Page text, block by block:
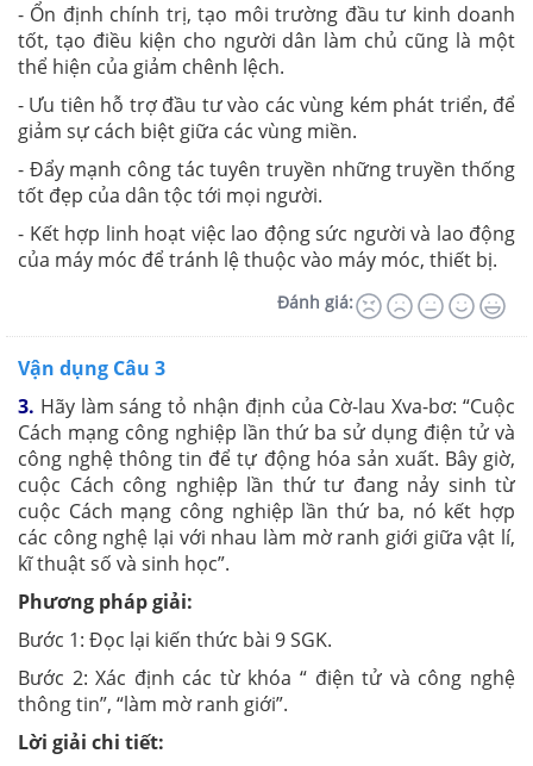
- Ổn định chính trị, tạo môi trường đầu tư kinh doanh
tốt, tạo điều kiện cho người dân làm chủ cũng là một
thể hiện của giảm chênh lệch.
- Ưu tiên hỗ trợ đầu tư vào các vùng kém phát triển, để
giảm sự cách biệt giữa các vùng miền.
- Đẩy mạnh công tác tuyên truyền những truyền thống
tốt đẹp của dân tộc tới mọi người.
- Kết hợp linh hoạt việc lao động sức người và lao động
của máy móc để tránh lệ thuộc vào máy móc, thiết bị.
Đánh giá:
Vận dụng Câu 3
3. Hãy làm sáng tỏ nhận định của Cờ-lau Xva-bơ: “Cuộc
Cách mạng công nghiệp lần thứ ba sử dụng điện tử và
công nghệ thông tin để tự động hóa sản xuất. Bây giờ,
cuộc Cách công nghiệp lần thứ tư đang nảy sinh từ
cuộc Cách mạng công nghiệp lần thứ ba, nó kết hợp
các công nghệ lại với nhau làm mờ ranh giới giữa vật lí,
kĩ thuật số và sinh học”.
Phương pháp giải:
Bước 1: Đọc lại kiến thức bài 9 SGK.
Bước 2: Xác định các từ khóa “ điện tử và công nghệ
thông tin”, “làm mờ ranh giới”.
Lời giải chi tiết: